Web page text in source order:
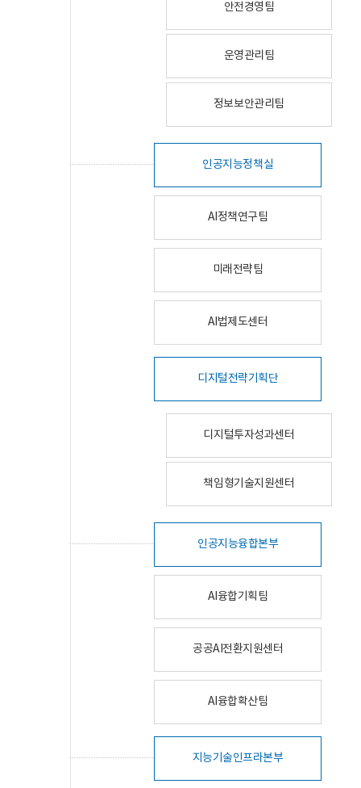
안전경영팀
운영관리팀
정보보안관리팀
인공지능정책실
AI정책연구팀
미래전략팀
AI법제도센터
디지털전략기획단
디지털투자성과센터
책임형기술지원센터
인공지능융합본부
AI융합기획팀
공공AI전환지원센터
AI융합확산팀
지능기술인프라본부